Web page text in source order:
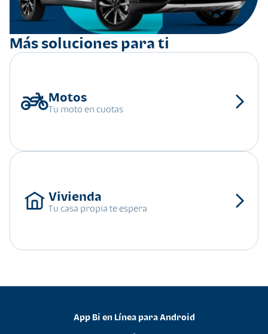
Más soluciones para ti
Tu moto en cuotas
Tu casa propia te espera
App Bi en Línea para Android